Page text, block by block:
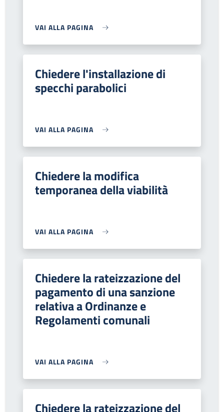
VAI ALLA PAGINA
Chiedere l'installazione di
specchi parabolici
VAI ALLA PAGINA
Chiedere la modifica
temporanea della viabilità
VAI ALLA PAGINA
Chiedere la rateizzazione del
pagamento di una sanzione
relativa a Ordinanze e
Regolamenti comunali
VAI ALLA PAGINA
Chiedere la rateizzazione del